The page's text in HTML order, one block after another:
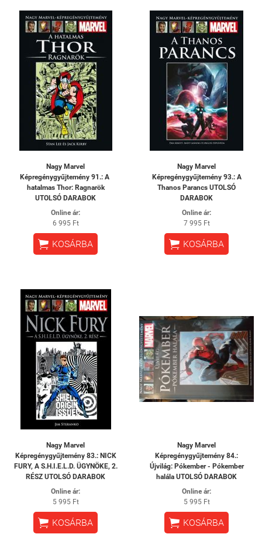
Nagy Marvel
Képregénygyűjtemény 91.: A ​
hatalmas Thor: Ragnarök
UTOLSÓ DARABOK
Online ár:
6 995 Ft
 KOSÁRBA
Nagy Marvel
Képregénygyűjtemény 93.: A
Thanos Parancs UTOLSÓ
DARABOK
Online ár:
7 995 Ft
 KOSÁRBA
Nagy Marvel
Képregénygyűjtemény 83.: NICK
FURY, A S.H.I.E.L.D. ÜGYNÖKE, 2.
RÉSZ UTOLSÓ DARABOK
Online ár:
5 995 Ft
 KOSÁRBA
Nagy Marvel
Képregénygyűjtemény 84.:
Újvilág: Pókember - Pókember
halála UTOLSÓ DARABOK
Online ár:
5 995 Ft
 KOSÁRBA